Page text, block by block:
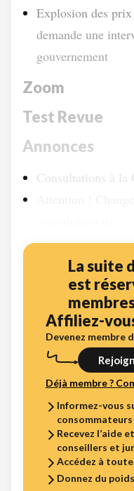
Explosion des prix
demande une
gouvernement
Zoom
Test Revue
Annonces
Consultations à la
La suite
est
Affiliez-
Devenez membre
Déjà membre ?
Informez-vous
consommateurs
Recevez l’aide
conseillers et
Accédez à
Donnez du